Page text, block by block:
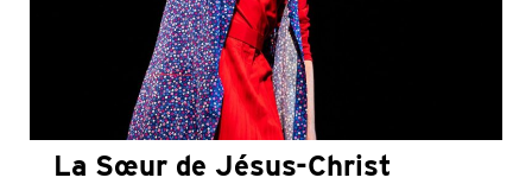
La Sœur de Jésus-Christ